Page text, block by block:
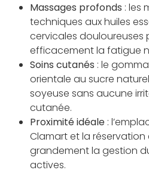
Massages profonds : les
techniques aux huiles
cervicales douloureuses
efficacement la fatigue
Soins cutanés : le
orientale au sucre
soyeuse sans aucune
cutanée.
Proximité idéale :
Clamart et la réservation
grandement la gestion
actives.